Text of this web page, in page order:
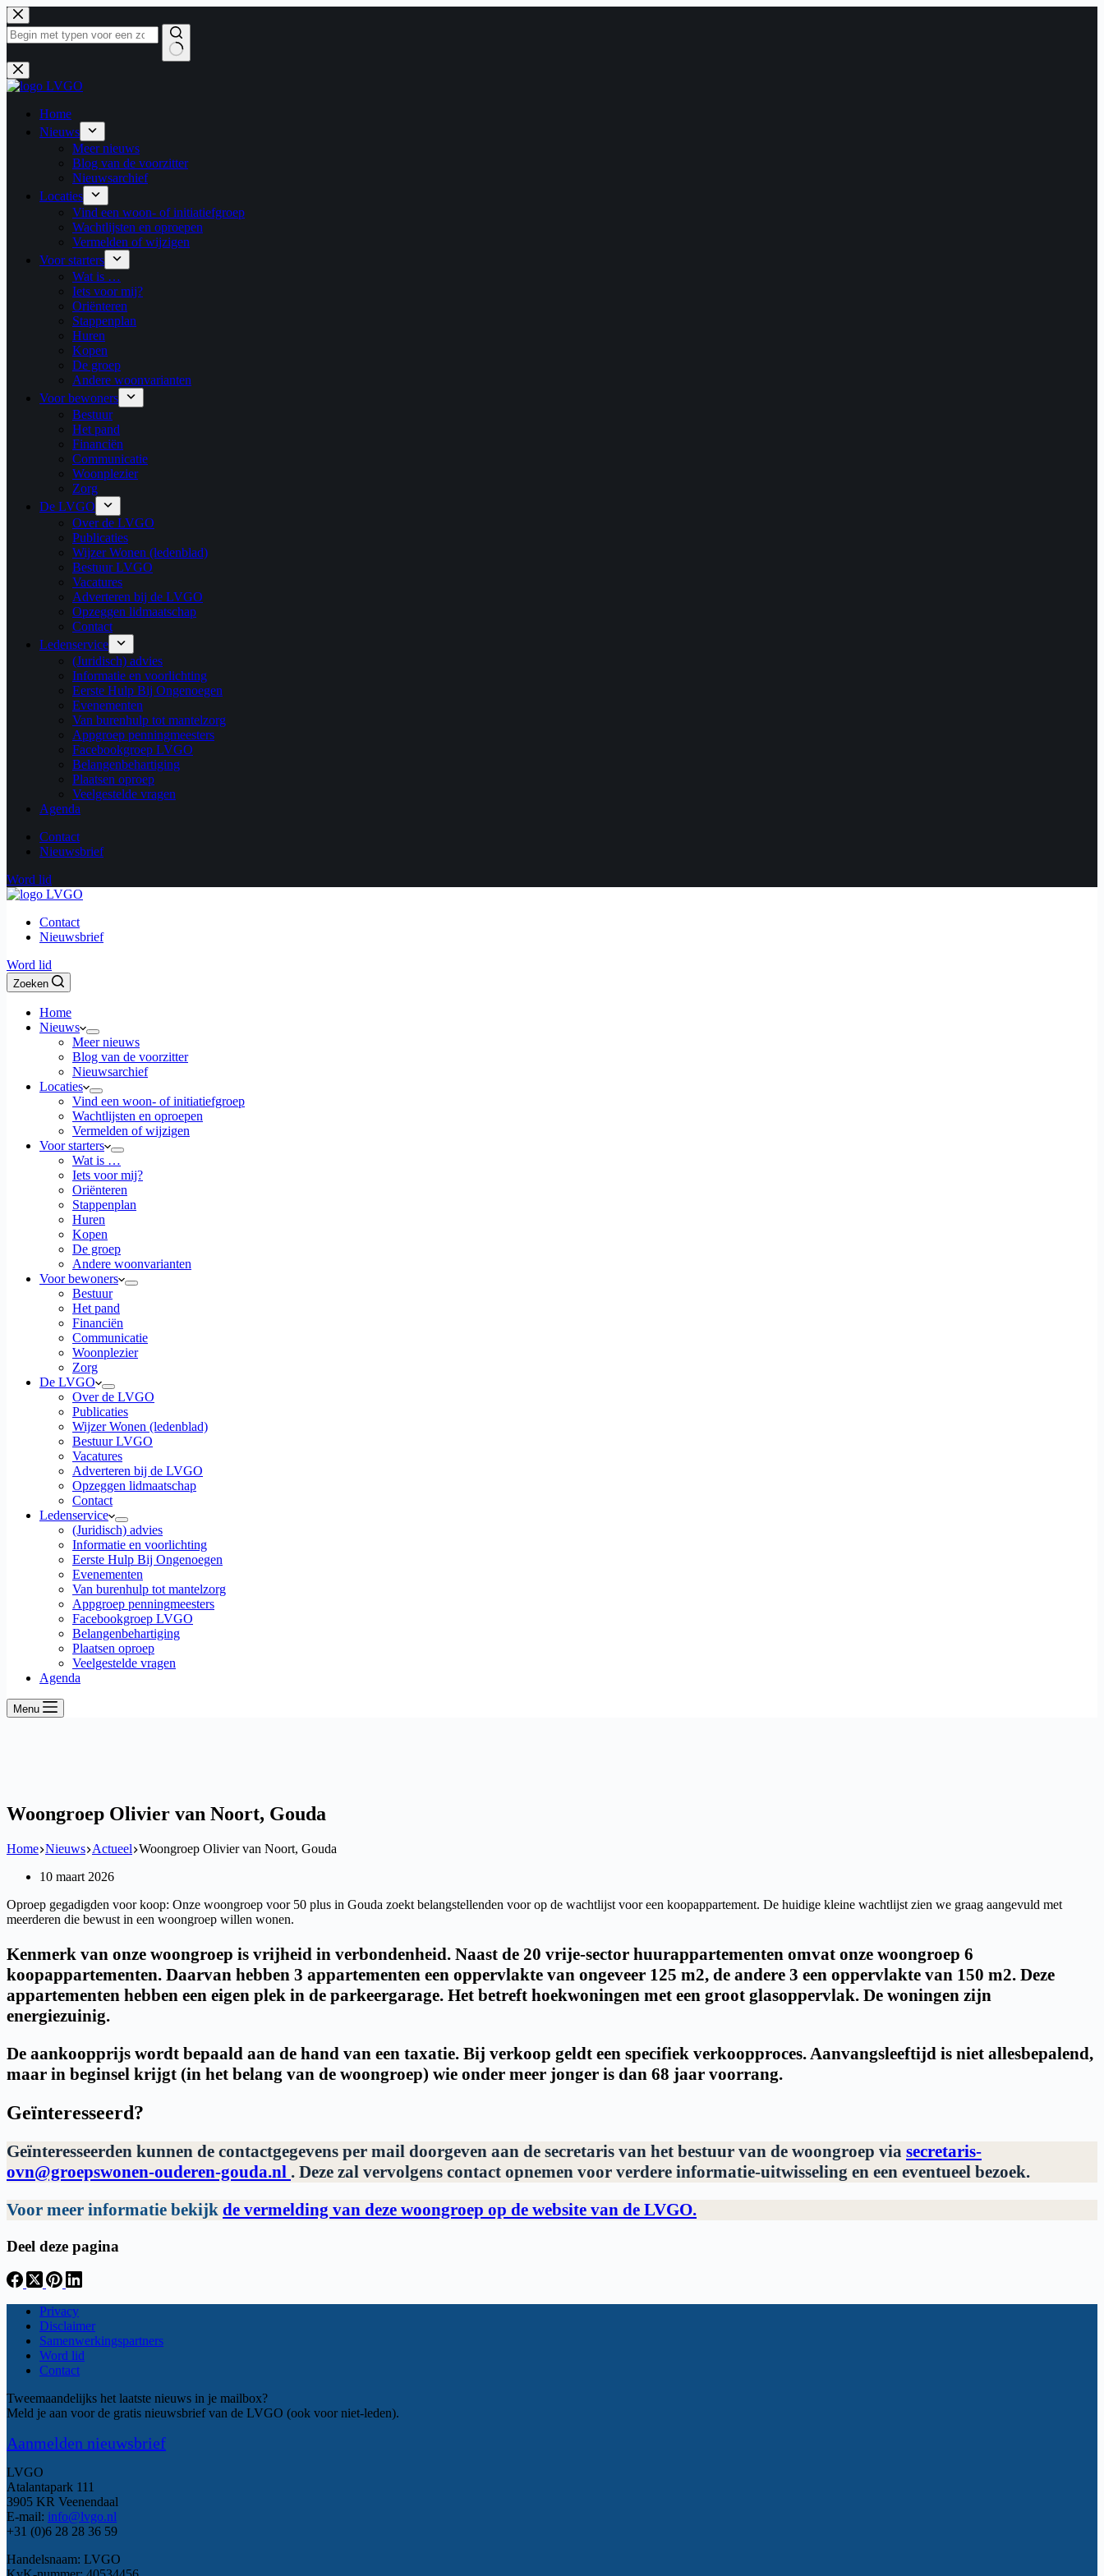
Ga
naar
de
Geen
resultaten
Home
Nieuws
Meer nieuws
Blog van de voorzitter
Nieuwsarchief
Locaties
Vind een woon- of initiatiefgroep
Wachtlijsten en oproepen
Vermelden of wijzigen
Voor starters
Wat is …
Iets voor mij?
Oriënteren
Stappenplan
Huren
Kopen
De groep
Andere woonvarianten
Voor bewoners
Bestuur
Het pand
Financiën
Communicatie
Woonplezier
Zorg
De LVGO
Over de LVGO
Publicaties
Wijzer Wonen (ledenblad)
Bestuur LVGO
Vacatures
Adverteren bij de LVGO
Opzeggen lidmaatschap
Contact
Ledenservice
(Juridisch) advies
Informatie en voorlichting
Eerste Hulp Bij Ongenoegen
Evenementen
Van burenhulp tot mantelzorg
Appgroep penningmeesters
Facebookgroep LVGO
Belangenbehartiging
Plaatsen oproep
Veelgestelde vragen
Agenda
Contact
Nieuwsbrief
Word lid
Contact
Nieuwsbrief
Word lid
Zoeken
Home
Nieuws
Meer nieuws
Blog van de voorzitter
Nieuwsarchief
Locaties
Vind een woon- of initiatiefgroep
Wachtlijsten en oproepen
Vermelden of wijzigen
Voor starters
Wat is …
Iets voor mij?
Oriënteren
Stappenplan
Huren
Kopen
De groep
Andere woonvarianten
Voor bewoners
Bestuur
Het pand
Financiën
Communicatie
Woonplezier
Zorg
De LVGO
Over de LVGO
Publicaties
Wijzer Wonen (ledenblad)
Bestuur LVGO
Vacatures
Adverteren bij de LVGO
Opzeggen lidmaatschap
Contact
Ledenservice
(Juridisch) advies
Informatie en voorlichting
Eerste Hulp Bij Ongenoegen
Evenementen
Van burenhulp tot mantelzorg
Appgroep penningmeesters
Facebookgroep LVGO
Belangenbehartiging
Plaatsen oproep
Veelgestelde vragen
Agenda
Menu
Woongroep Olivier van Noort, Gouda
Home Nieuws Actueel Woongroep Olivier van Noort, Gouda
10 maart 2026
Oproep gegadigden voor koop: Onze woongroep voor 50 plus in Gouda zoekt belangstellenden voor op de wachtlijst voor een koopappartement. De huidige kleine wachtlijst zien we graag aangevuld met
meerderen die bewust in een woongroep willen wonen.
Kenmerk van onze woongroep is vrijheid in verbondenheid. Naast de 20 vrije-sector huurappartementen omvat onze woongroep 6
koopappartementen. Daarvan hebben 3 appartementen een oppervlakte van ongeveer 125 m2, de andere 3 een oppervlakte van 150 m2. Deze
appartementen hebben een eigen plek in de parkeergarage. Het betreft hoekwoningen met een groot glasoppervlak. De woningen zijn
energiezuinig.
De aankoopprijs wordt bepaald aan de hand van een taxatie. Bij verkoop geldt een specifiek verkoopproces. Aanvangsleeftijd is niet allesbepalend,
maar in beginsel krijgt (in het belang van de woongroep) wie onder meer jonger is dan 68 jaar voorrang.
Geïnteresseerd?
Geïnteresseerden kunnen de contactgegevens per mail doorgeven aan de secretaris van het bestuur van de woongroep via secretaris-
ovn@groepswonen-ouderen-gouda.nl . Deze zal vervolgens contact opnemen voor verdere informatie-uitwisseling en een eventueel bezoek.
Voor meer informatie bekijk de vermelding van deze woongroep op de website van de LVGO.
Deel deze pagina
Privacy
Disclaimer
Samenwerkingspartners
Word lid
Contact
Tweemaandelijks het laatste nieuws in je mailbox?
Meld je aan voor de gratis nieuwsbrief van de LVGO (ook voor niet-leden).
Aanmelden nieuwsbrief
LVGO
Atalantapark 111
3905 KR Veenendaal
E-mail: info@lvgo.nl
+31 (0)6 28 28 36 59
Handelsnaam: LVGO